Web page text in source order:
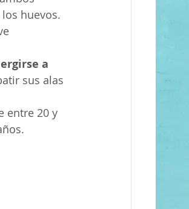
huevos.
a
sus alas
entre 20 y